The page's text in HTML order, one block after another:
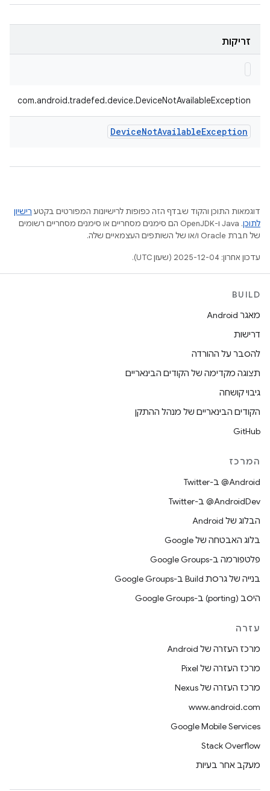
זריקות
com.android.tradefed.device.DeviceNotAvailableException
DeviceNotAvailableException
דוגמאות התוכן והקוד שבדף הזה כפופות לרישיונות המפורטים בקטע רישיון
לתוכן
.‏ Java ו-OpenJDK הם סימנים מסחריים או סימנים מסחריים רשומים
של חברת Oracle ו/או של השותפים העצמאיים שלה.
עדכון אחרון: 2025-12-04 (שעון UTC).
BUILD
מאגר Android
דרישות
להסבר על ההורדה
תצוגה מקדימה של הקודים הבינאריים
גיבוי קושחה
הקודים הבינאריים של מנהל ההתקן
GitHub
המרכז
‎@Android ב-Twitter
‎@AndroidDev ב-Twitter
הבלוג של Android
בלוג האבטחה של Google
פלטפורמה ב-Google Groups
בנייה של גרסת Build ב-Google Groups
היסב (porting) ב-Google Groups
עזרה
מרכז העזרה של Android
מרכז העזרה של Pixel
מרכז העזרה של Nexus
www.android.com
Google Mobile Services
Stack Overflow
מעקב אחר בעיות